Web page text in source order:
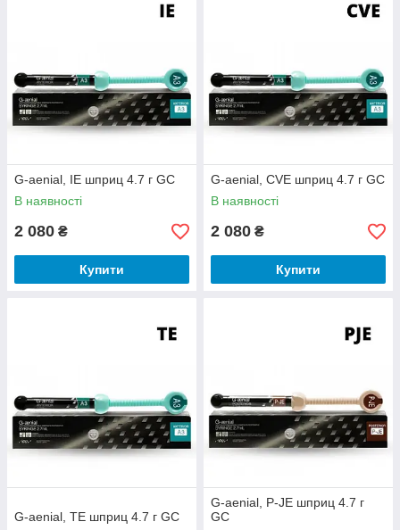
G-aenial, IE шприц 4.7 г GC
В наявності
2 080 ₴
Купити
G-aenial, CVE шприц 4.7 г GC
В наявності
2 080 ₴
Купити
G-aenial, TE шприц 4.7 г GC
G-aenial, P-JE шприц 4.7 г
GC